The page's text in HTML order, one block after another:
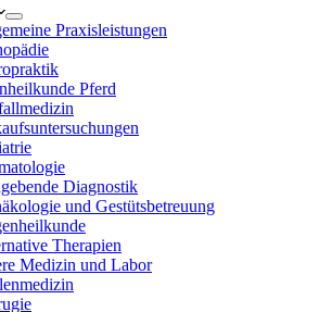
Praxisleistungen
Pferd
Diagnostik
und Gestütsbetreuung
Therapien
Medizin und Labor